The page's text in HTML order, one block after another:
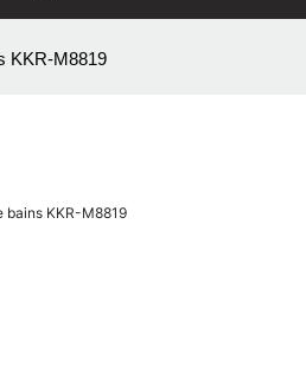
KKR-M8819
bains KKR-M8819